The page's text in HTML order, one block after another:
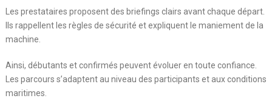
Les prestataires proposent des briefings clairs avant chaque départ.
Ils rappellent les règles de sécurité et expliquent le maniement de la
machine.
Ainsi, débutants et confirmés peuvent évoluer en toute confiance.
Les parcours s’adaptent au niveau des participants et aux conditions
maritimes.